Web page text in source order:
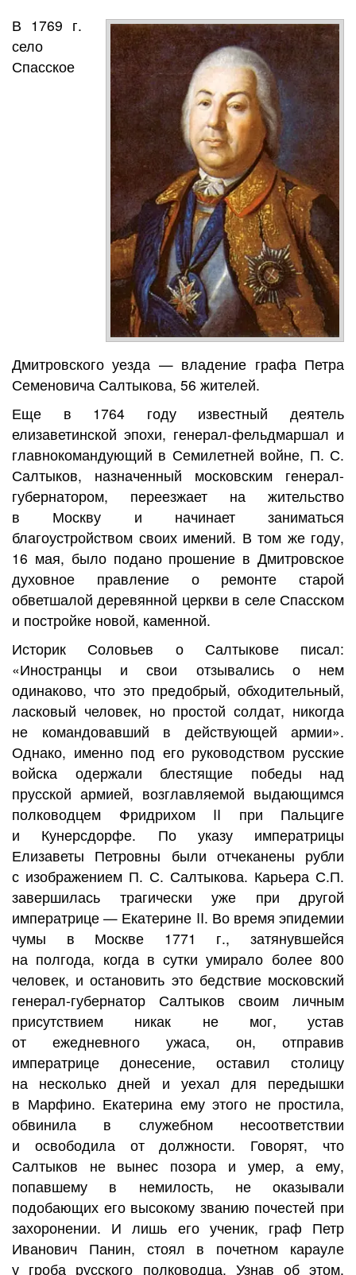
В 1769 г.
село
Спасское
Дмитровского уезда — владение графа Петра
Семеновича Салтыкова, 56 жителей.
Еще в 1764 году известный деятель
елизаветинской эпохи, генерал-фельдмаршал и
главнокомандующий в Семилетней войне, П. С.
Салтыков, назначенный московским генерал-
губернатором, переезжает на жительство
в Москву и начинает заниматься
благоустройством своих имений. В том же году,
16 мая, было подано прошение в Дмитровское
духовное правление о ремонте старой
обветшалой деревянной церкви в селе Спасском
и постройке новой, каменной.
Историк Соловьев о Салтыкове писал:
«Иностранцы и свои отзывались о нем
одинаково, что это предобрый, обходительный,
ласковый человек, но простой солдат, никогда
не командовавший в действующей армии».
Однако, именно под его руководством русские
войска одержали блестящие победы над
прусской армией, возглавляемой выдающимся
полководцем Фридрихом II при Пальциге
и Кунерсдорфе. По указу императрицы
Елизаветы Петровны были отчеканены рубли
с изображением П. С. Салтыкова. Карьера С.П.
завершилась трагически уже при другой
императрице — Екатерине II. Во время эпидемии
чумы в Москве 1771 г., затянувшейся
на полгода, когда в сутки умирало более 800
человек, и остановить это бедствие московский
генерал-губернатор Салтыков своим личным
присутствием никак не мог, устав
от ежедневного ужаса, он, отправив
императрице донесение, оставил столицу
на несколько дней и уехал для передышки
в Марфино. Екатерина ему этого не простила,
обвинила в служебном несоответствии
и освободила от должности. Говорят, что
Салтыков не вынес позора и умер, а ему,
попавшему в немилость, не оказывали
подобающих его высокому званию почестей при
захоронении. И лишь его ученик, граф Петр
Иванович Панин, стоял в почетном карауле
у гроба русского полководца. Узнав об этом,